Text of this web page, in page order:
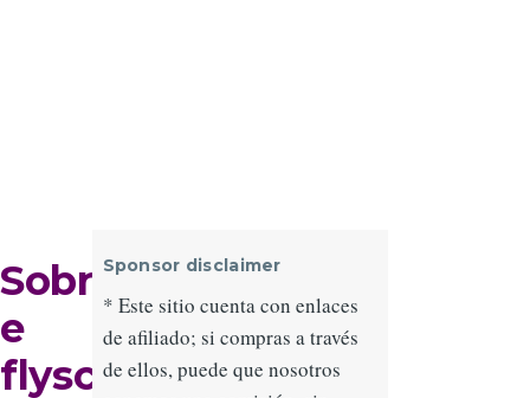
Sobr
e
flysc
Sponsor disclaimer
* Este sitio cuenta con enlaces
de afiliado; si compras a través
de ellos, puede que nosotros